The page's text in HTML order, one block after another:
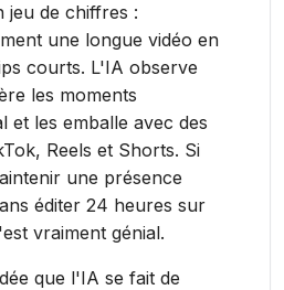
jeu de chiffres :
une longue vidéo en
courts. L'IA observe
les moments
et les emballe avec des
Reels et Shorts. Si
une présence
éditer 24 heures sur
vraiment génial.
que l'IA se fait de